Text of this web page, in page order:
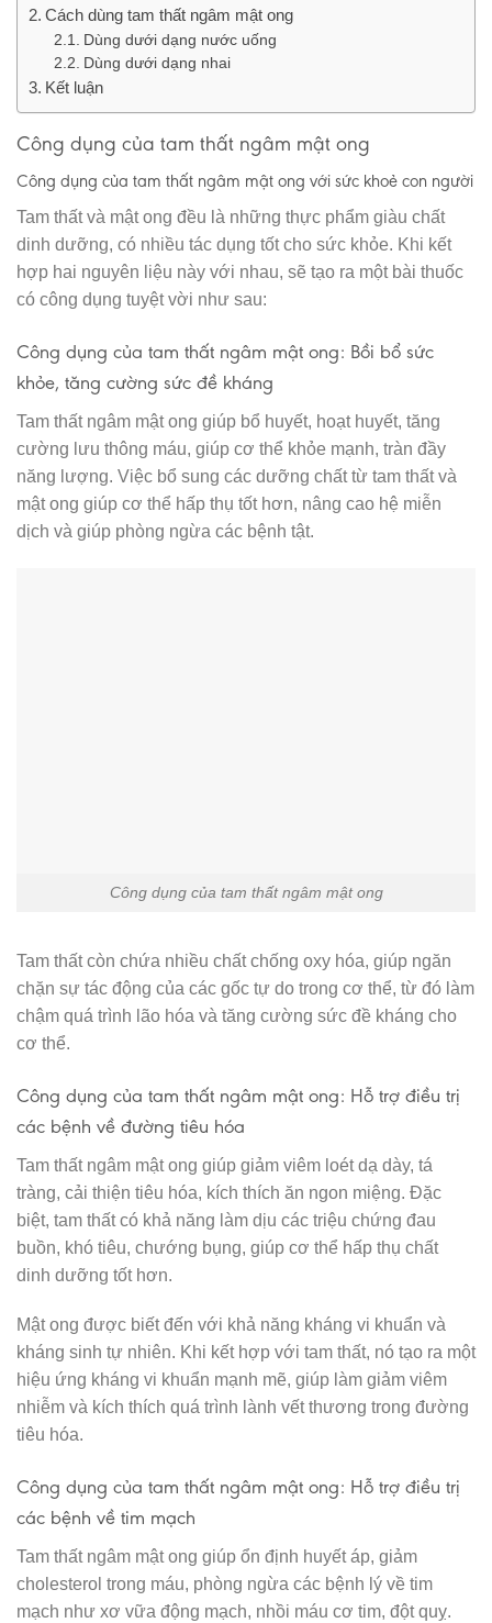
Cách dùng tam thất ngâm mật ong
Dùng dưới dạng nước uống
Dùng dưới dạng nhai
Kết luận
Công dụng của tam thất ngâm mật ong
Công dụng của tam thất ngâm mật ong với sức khoẻ con người
Tam thất và mật ong đều là những thực phẩm giàu chất
dinh dưỡng, có nhiều tác dụng tốt cho sức khỏe. Khi kết
hợp hai nguyên liệu này với nhau, sẽ tạo ra một bài thuốc
có công dụng tuyệt vời như sau:
Công dụng của tam thất ngâm mật ong: Bồi bổ sức
khỏe, tăng cường sức đề kháng
Tam thất ngâm mật ong giúp bổ huyết, hoạt huyết, tăng
cường lưu thông máu, giúp cơ thể khỏe mạnh, tràn đầy
năng lượng. Việc bổ sung các dưỡng chất từ tam thất và
mật ong giúp cơ thể hấp thụ tốt hơn, nâng cao hệ miễn
dịch và giúp phòng ngừa các bệnh tật.
Công dụng của tam thất ngâm mật ong
Tam thất còn chứa nhiều chất chống oxy hóa, giúp ngăn
chặn sự tác động của các gốc tự do trong cơ thể, từ đó làm
chậm quá trình lão hóa và tăng cường sức đề kháng cho
cơ thể.
Công dụng của tam thất ngâm mật ong: Hỗ trợ điều trị
các bệnh về đường tiêu hóa
Tam thất ngâm mật ong giúp giảm viêm loét dạ dày, tá
tràng, cải thiện tiêu hóa, kích thích ăn ngon miệng. Đặc
biệt, tam thất có khả năng làm dịu các triệu chứng đau
buồn, khó tiêu, chướng bụng, giúp cơ thể hấp thụ chất
dinh dưỡng tốt hơn.
Mật ong được biết đến với khả năng kháng vi khuẩn và
kháng sinh tự nhiên. Khi kết hợp với tam thất, nó tạo ra một
hiệu ứng kháng vi khuẩn mạnh mẽ, giúp làm giảm viêm
nhiễm và kích thích quá trình lành vết thương trong đường
tiêu hóa.
Công dụng của tam thất ngâm mật ong: Hỗ trợ điều trị
các bệnh về tim mạch
Tam thất ngâm mật ong giúp ổn định huyết áp, giảm
cholesterol trong máu, phòng ngừa các bệnh lý về tim
mạch như xơ vữa động mạch, nhồi máu cơ tim, đột quỵ.